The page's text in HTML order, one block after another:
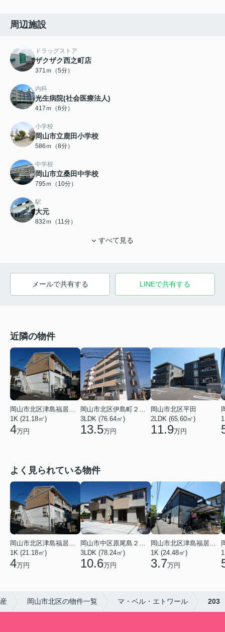
周辺施設
ドラッグストア
ザクザク西之町店
371ｍ（5分）
内科
光生病院(社会医療法人)
417ｍ（6分）
小学校
岡山市立鹿田小学校
586ｍ（8分）
中学校
岡山市立桑田中学校
795ｍ（10分）
駅
大元
832ｍ（11分）
すべて見る
メールで共有する LINEで共有する
近隣の物件
岡山市北区津島福居１丁目
1K (21.18㎡)
4万円
岡山市北区伊島町２丁目
3LDK (76.64㎡)
13.5万円
岡山市北区平田
2LDK (65.60㎡)
11.9万円
よく見られている物件
岡山市北区津島福居１丁目
1K (21.18㎡)
4万円
岡山市中区原尾島２丁目
3LDK (78.24㎡)
10.6万円
岡山市北区津島福居１丁目
1K (24.48㎡)
3.7万円
岡山市北区の物件一覧 マ・ベル・エトワール 203